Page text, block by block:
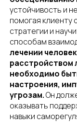
устойчивость и
помогая клиенту
стратегии и
способам
лечении
расстройством
необходимо
настроения,
угрозам.Он
оказывать
навыки